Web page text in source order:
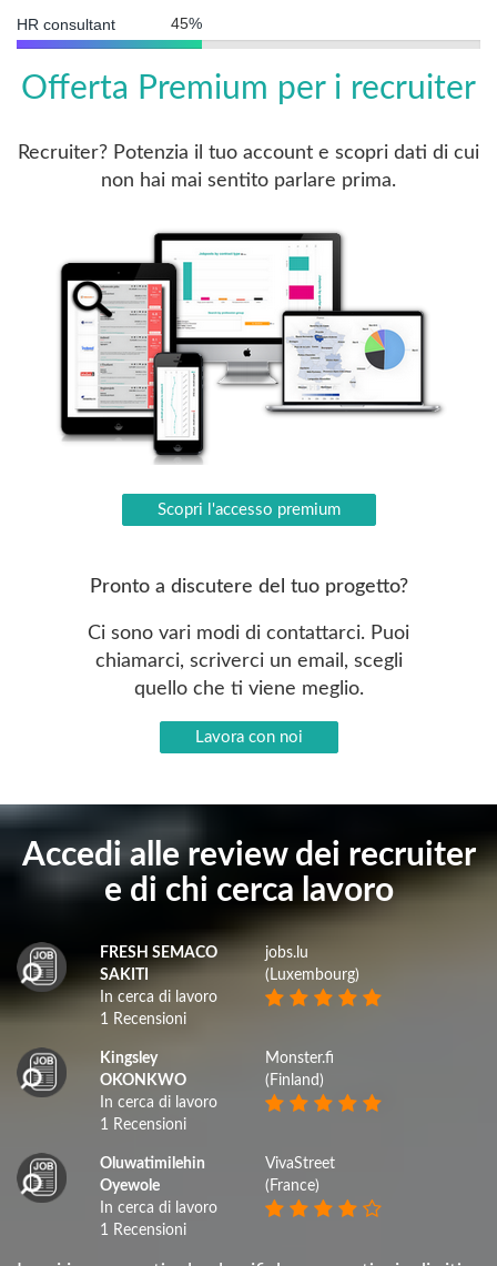
HR consultant 45%
Offerta Premium per i recruiter
Recruiter? Potenzia il tuo account e scopri dati di cui
non hai mai sentito parlare prima.
Scopri l'accesso premium
Pronto a discutere del tuo progetto?
Ci sono vari modi di contattarci. Puoi
chiamarci, scriverci un email, scegli
quello che ti viene meglio.
Lavora con noi
Accedi alle review dei recruiter
e di chi cerca lavoro
FRESH SEMACO
SAKITI
In cerca di lavoro
1 Recensioni
jobs.lu
(Luxembourg)
Kingsley
OKONKWO
In cerca di lavoro
1 Recensioni
Monster.fi
(Finland)
Oluwatimilehin
Oyewole
In cerca di lavoro
1 Recensioni
VivaStreet
(France)